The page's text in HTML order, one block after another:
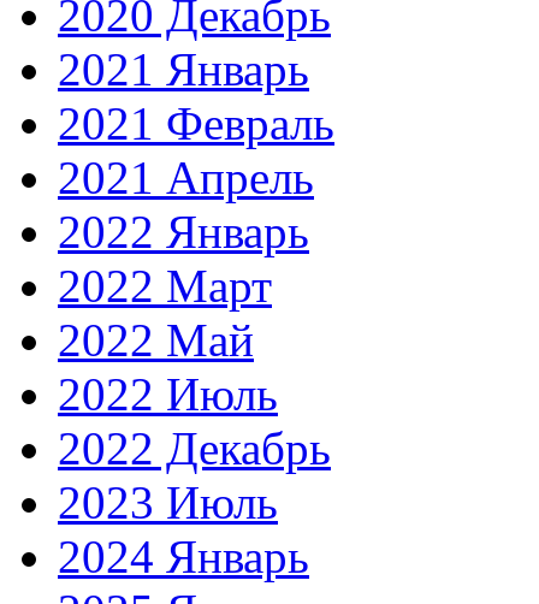
2020 Декабрь
2021 Январь
2021 Февраль
2021 Апрель
2022 Январь
2022 Март
2022 Май
2022 Июль
2022 Декабрь
2023 Июль
2024 Январь